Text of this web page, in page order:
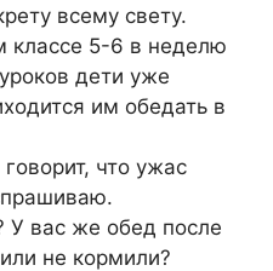
всему свету.
классе 5-6 в неделю
дети уже
им обедать в
что ужас
вас же обед после
не кормили?